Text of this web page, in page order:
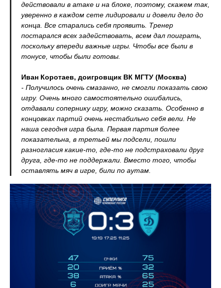
действовали в атаке и на блоке, поэтому, скажем так,
уверенно в каждом сете лидировали и довели дело до
конца. Все старались себя проявить. Тренер
постарался всех задействовать, всем дал поиграть,
поскольку впереди важные игры. Чтобы все были в
тонусе, чтобы были готовы.
Иван Коротаев, доигровщик ВК МГТУ (Москва)
- Получилось очень смазанно, не смогли показать свою
игру. Очень много самостоятельно ошибались,
отдавали сопернику игру, можно сказать. Особенно в
концовках партий очень нестабильно себя вели. Не
наша сегодня игра была. Первая партия более
показательна, в третьей мы подсели, пошли
разногласия какие-то, где-то не подстраховали друг
друга, где-то не поддержали. Вместо того, чтобы
оставлять мяч в игре, били по аутам.